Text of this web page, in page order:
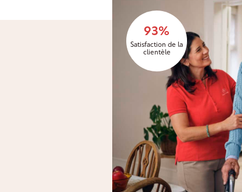
93%
Satisfaction de la
clientèle